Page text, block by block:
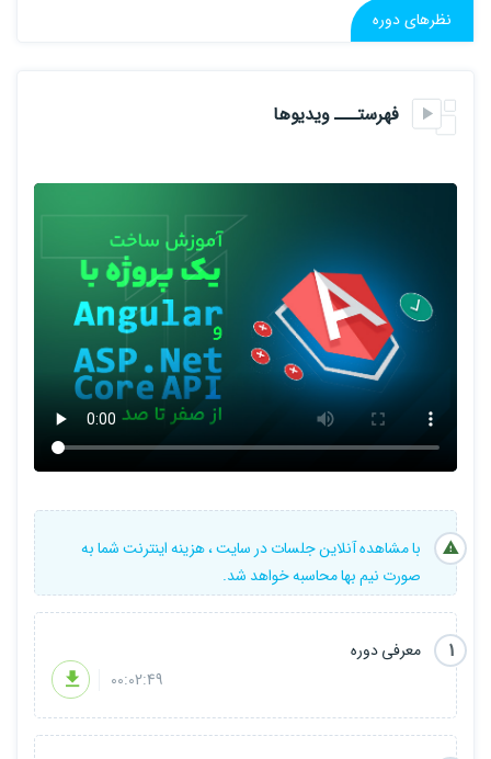
5) پیاده سازی لیست کاربران، لایک کردن کاربران، ویرایش پروفایل و ...
7) استفاده از Reactive Form ها در انگولار
نظرهای دوره
فهرستـــ ویدیوها
با مشاهده آنلاین جلسات در سایت ، هزینه اینترنت شما به
صورت نیم بها محاسبه خواهد شد.
1
معرفی دوره
00:02:49